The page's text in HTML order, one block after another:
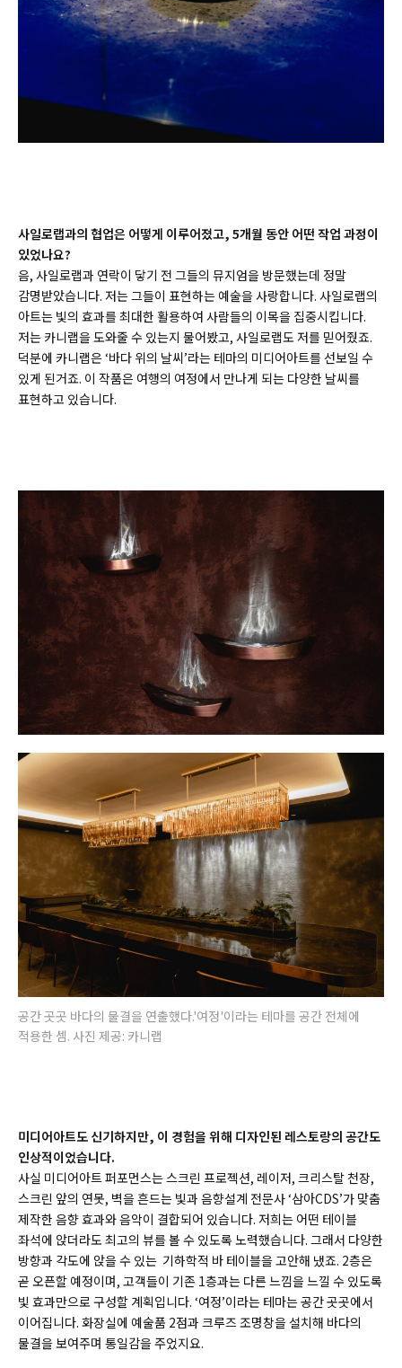
사일로랩과의 협업은 어떻게 이루어졌고, 5개월 동안 어떤 작업 과정이
있었나요?
음, 사일로랩과 연락이 닿기 전 그들의 뮤지엄을 방문했는데 정말
감명받았습니다. 저는 그들이 표현하는 예술을 사랑합니다. 사일로랩의
아트는 빛의 효과를 최대한 활용하여 사람들의 이목을 집중시킵니다.
저는 카니랩을 도와줄 수 있는지 물어봤고, 사일로랩도 저를 믿어줬죠.
덕분에 카니랩은 ‘바다 위의 날씨’라는 테마의 미디어아트를 선보일 수
있게 된거죠. 이 작품은 여행의 여정에서 만나게 되는 다양한 날씨를
표현하고 있습니다.
공간 곳곳 바다의 물결을 연출했다.'여정'이라는 테마를 공간 전체에
적용한 셈. 사진 제공: 카니랩
미디어아트도 신기하지만, 이 경험을 위해 디자인된 레스토랑의 공간도
인상적이었습니다.
사실 미디어아트 퍼포먼스는 스크린 프로젝션, 레이저, 크리스탈 천장,
스크린 앞의 연못, 벽을 흔드는 빛과 음향설계 전문사 ‘삼아CDS’가 맞춤
제작한 음향 효과와 음악이 결합되어 있습니다. 저희는 어떤 테이블
좌석에 앉더라도 최고의 뷰를 볼 수 있도록 노력했습니다. 그래서 다양한
방향과 각도에 앉을 수 있는 기하학적 바 테이블을 고안해 냈죠. 2층은
곧 오픈할 예정이며, 고객들이 기존 1층과는 다른 느낌을 느낄 수 있도록
빛 효과만으로 구성할 계획입니다. ‘여정’이라는 테마는 공간 곳곳에서
이어집니다. 화장실에 예술품 2점과 크루즈 조명창을 설치해 바다의
물결을 보여주며 통일감을 주었지요.